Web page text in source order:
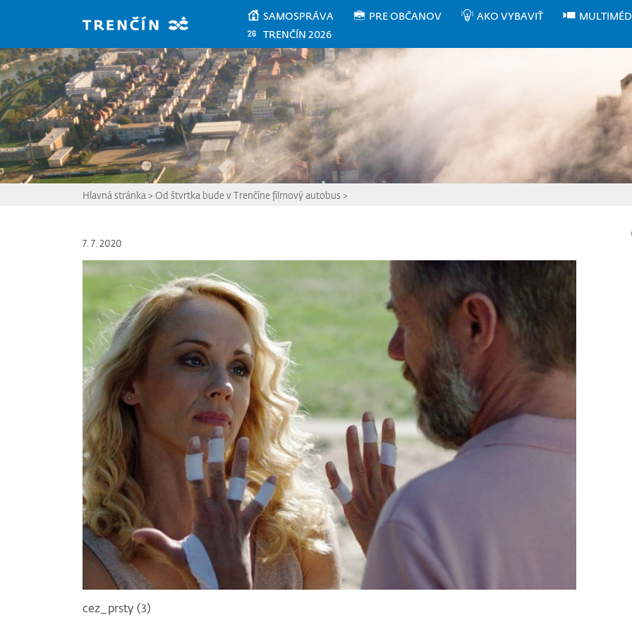
SAMOSPRÁVA PRE OBČANOV AKO VYBAVIŤ
TRENČÍN 2026
Hlavná stránka > Od štvrtka bude v Trenčíne filmový autobus>
7. 7. 2020
cez_prsty (3)